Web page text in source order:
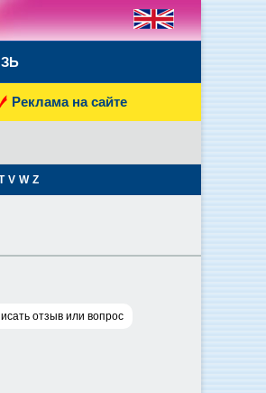
Реклама на сайте
V W Z
отзыв или вопрос